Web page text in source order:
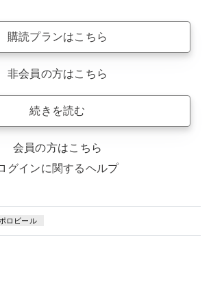
購読プランはこちら
非会員の方はこちら
続きを読む
会員の方はこちら
グインに関するヘルプ
ロビール